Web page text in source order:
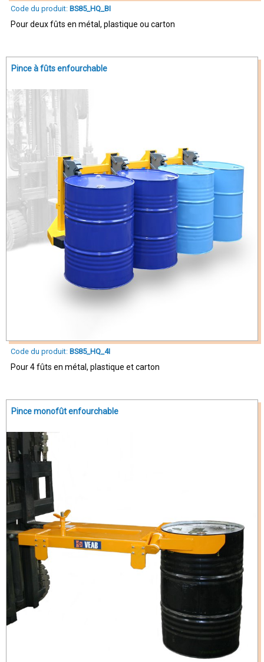
Code du produit: BS85_HQ_BI
Pour deux fûts en métal, plastique ou carton
Pince à fûts enfourchable
Code du produit: BS85_HQ_4I
Pour 4 fûts en métal, plastique et carton
Pince monofût enfourchable